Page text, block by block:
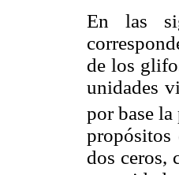
En las
de los
unidades
por base
propósitos
dos ceros,